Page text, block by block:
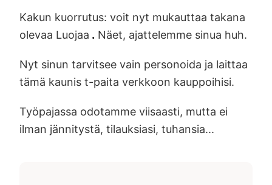
Kakun kuorrutus: voit nyt mukauttaa takana
olevaa Luojaa . Näet, ajattelemme sinua huh.
Nyt sinun tarvitsee vain personoida ja laittaa
tämä kaunis t-paita verkkoon kauppoihisi.
Työpajassa odotamme viisaasti, mutta ei
ilman jännitystä, tilauksiasi, tuhansia...